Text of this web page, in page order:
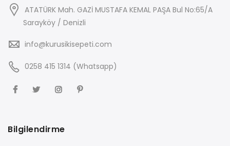
ATATÜRK Mah. GAZİ MUSTAFA KEMAL PAŞA Bul No:65/A
Sarayköy / Denizli
info@kurusikisepeti.com
0258 415 1314 (Whatsapp)
Bilgilendirme